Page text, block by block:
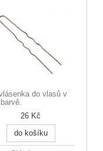
do vlasů v
26 Kč
do košíku